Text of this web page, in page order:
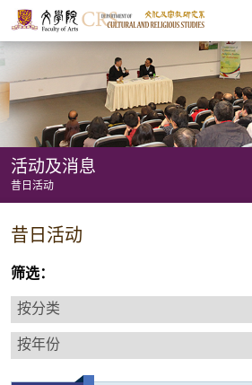
Start
main
Content
活动及消息
昔日活动
动
及
消
息
昔日活动
筛选：
按
分
类
按
年